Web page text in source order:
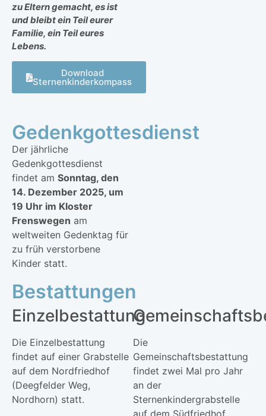
zu Eltern gemacht, es ist
und bleibt ein Teil eurer
Familie, ein Teil eures
Lebens.
Download
Sternenkinderkompass
Gedenkgottesdienst
Der jährliche
Gedenkgottesdienst
findet am Sonntag, den
14. Dezember 2025, um
19 Uhr im Kloster
Frenswegen am
weltweiten Gedenktag für
zu früh verstorbene
Kinder statt.
Bestattungen
Einzelbestattung
Die Einzelbestattung
findet auf einer Grabstelle
auf dem Nordfriedhof
(Deegfelder Weg,
Nordhorn) statt.
Die
Gemeinschaftsbestattung
findet zwei Mal pro Jahr
an der
Sternenkindergrabstelle